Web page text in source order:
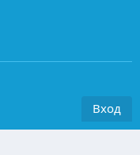
Вход